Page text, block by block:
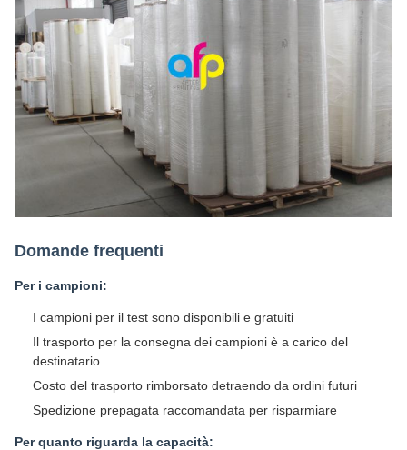
Domande frequenti
Per i campioni:
I campioni per il test sono disponibili e gratuiti
Il trasporto per la consegna dei campioni è a carico del
destinatario
Costo del trasporto rimborsato detraendo da ordini futuri
Spedizione prepagata raccomandata per risparmiare
Per quanto riguarda la capacità: